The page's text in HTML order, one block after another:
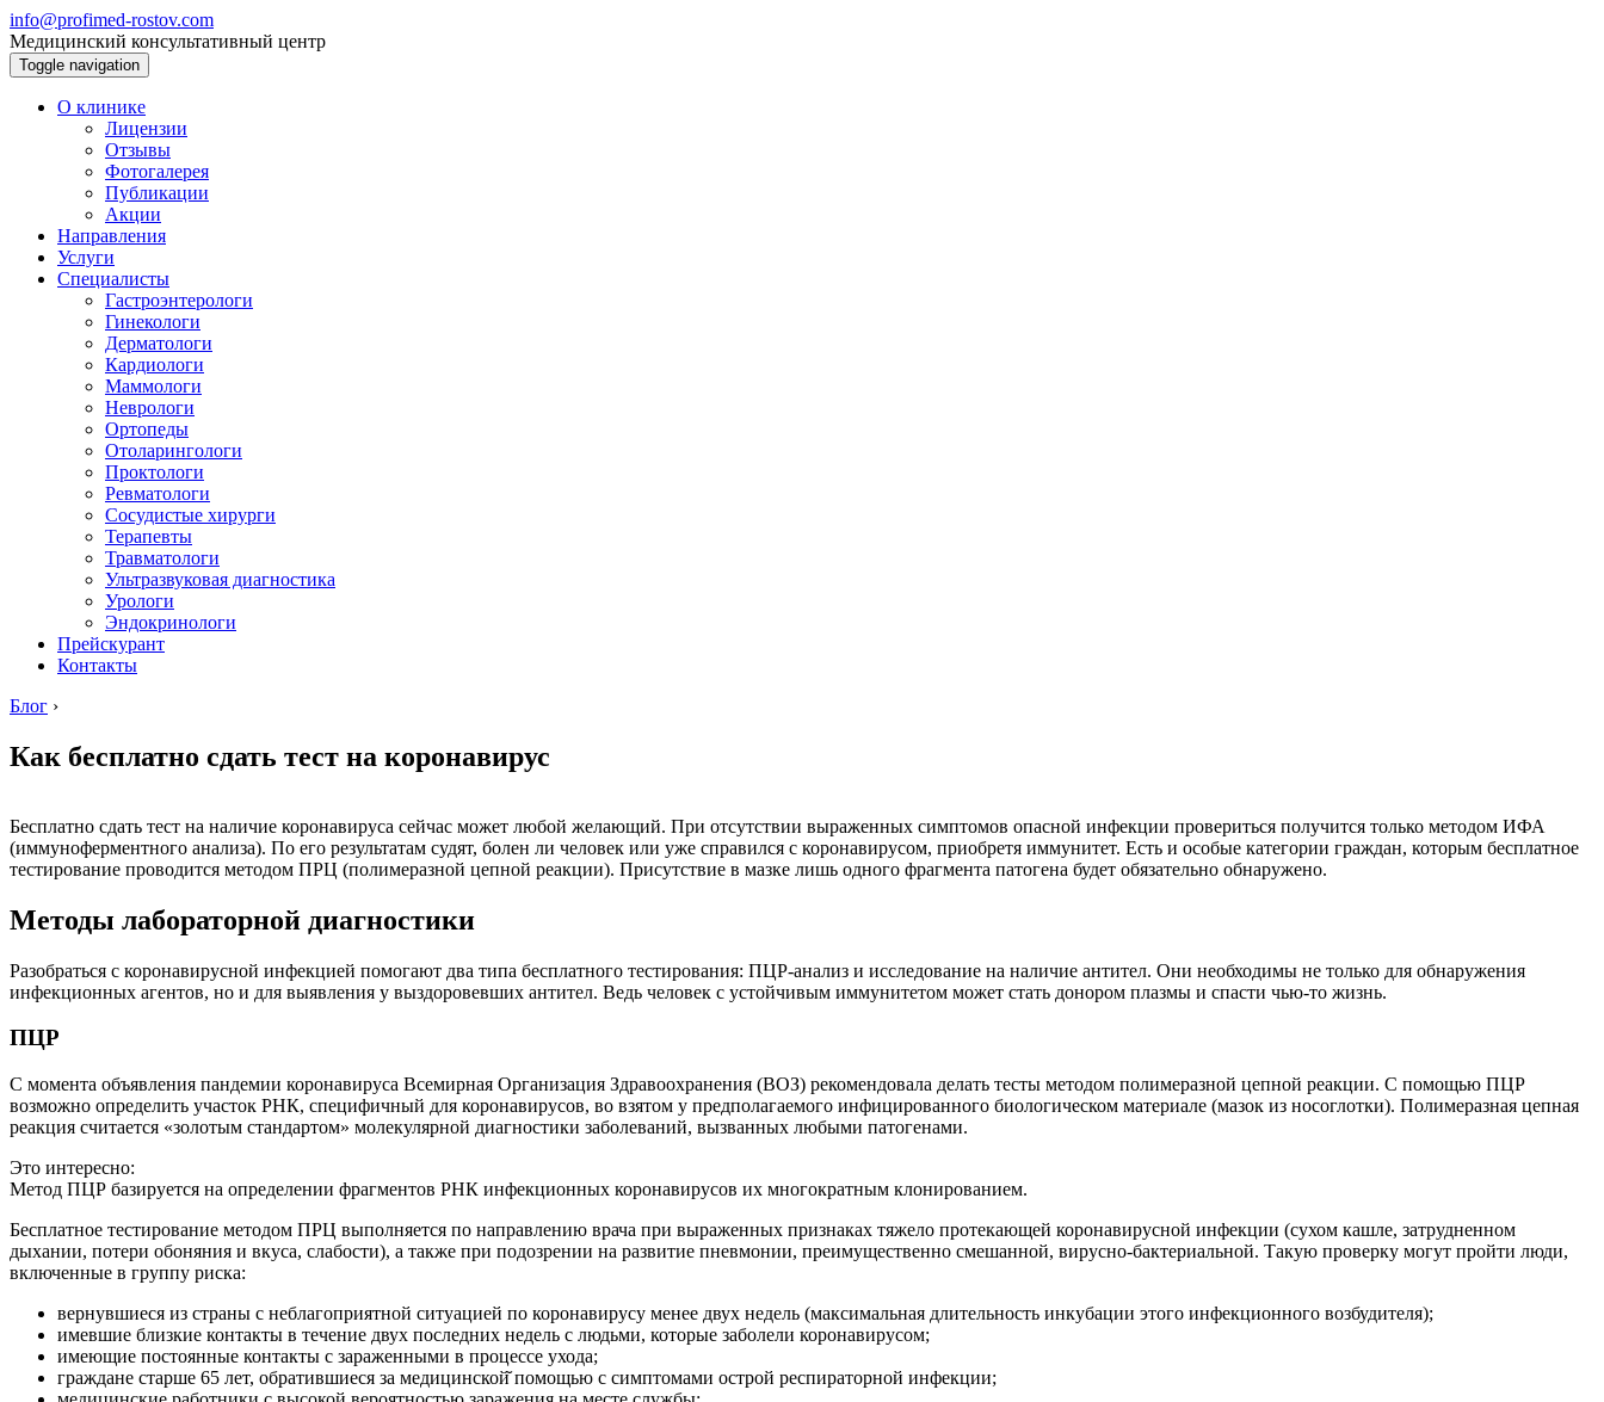
info@profimed-rostov.com
Медицинский консультативный центр
Toggle navigation
О клинике
Лицензии
Отзывы
Фотогалерея
Публикации
Акции
Направления
Услуги
Специалисты
Гастроэнтерологи
Гинекологи
Дерматологи
Кардиологи
Маммологи
Неврологи
Ортопеды
Отоларингологи
Проктологи
Ревматологи
Сосудистые хирурги
Терапевты
Травматологи
Ультразвуковая диагностика
Урологи
Эндокринологи
Прейскурант
Контакты
Блог ›
Как бесплатно сдать тест на коронавирус
Бесплатно сдать тест на наличие коронавируса сейчас может любой желающий. При отсутствии выраженных симптомов опасной инфекции провериться получится только методом ИФА
(иммуноферментного анализа). По его результатам судят, болен ли человек или уже справился с коронавирусом, приобретя иммунитет. Есть и особые категории граждан, которым бесплатное
тестирование проводится методом ПРЦ (полимеразной цепной реакции). Присутствие в мазке лишь одного фрагмента патогена будет обязательно обнаружено.
Методы лабораторной диагностики
Разобраться с коронавирусной инфекцией помогают два типа бесплатного тестирования: ПЦР-анализ и исследование на наличие антител. Они необходимы не только для обнаружения
инфекционных агентов, но и для выявления у выздоровевших антител. Ведь человек с устойчивым иммунитетом может стать донором плазмы и спасти чью-то жизнь.
ПЦР
С момента объявления пандемии коронавируса Всемирная Организация Здравоохранения (ВОЗ) рекомендовала делать тесты методом полимеразной цепной реакции. С помощью ПЦР
возможно определить участок РНК, специфичный для коронавирусов, во взятом у предполагаемого инфицированного биологическом материале (мазок из носоглотки). Полимеразная цепная
реакция считается «золотым стандартом» молекулярной диагностики заболеваний, вызванных любыми патогенами.
Это интересно:
Метод ПЦР базируется на определении фрагментов РНК инфекционных коронавирусов их многократным клонированием.
Бесплатное тестирование методом ПРЦ выполняется по направлению врача при выраженных признаках тяжело протекающей коронавирусной инфекции (сухом кашле, затрудненном
дыхании, потери обоняния и вкуса, слабости), а также при подозрении на развитие пневмонии, преимущественно смешанной, вирусно-бактериальной. Такую проверку могут пройти люди,
включенные в группу риска:
вернувшиеся из страны с неблагоприятной ситуацией по коронавирусу менее двух недель (максимальная длительность инкубации этого инфекционного возбудителя);
имевшие близкие контакты в течение двух последних недель с людьми, которые заболели коронавирусом;
имеющие постоянные контакты с зараженными в процессе ухода;
граждане старше 65 лет, обратившиеся за медицинской̆ помощью с симптомами острой респираторной инфекции;